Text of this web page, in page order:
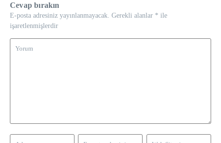
Cevap bırakın
E-posta adresiniz yayınlanmayacak. Gerekli alanlar * ile
işaretlenmişlerdir